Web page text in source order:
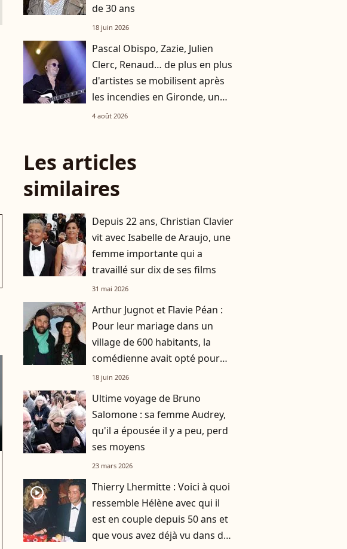
de 30 ans
18 juin 2026
Pascal Obispo, Zazie, Julien
Clerc, Renaud… de plus en plus
d'artistes se mobilisent après
les incendies en Gironde, un
grand concert caritatif
4 août 2026
Les articles
similaires
Depuis 22 ans, Christian Clavier
vit avec Isabelle de Araujo, une
femme importante qui a
travaillé sur dix de ses films
31 mai 2026
Arthur Jugnot et Flavie Péan :
Pour leur mariage dans un
village de 600 habitants, la
comédienne avait opté pour
une robe originale d'une
18 juin 2026
Ultime voyage de Bruno
Salomone : sa femme Audrey,
qu'il a épousée il y a peu, perd
ses moyens
23 mars 2026
player2
Thierry Lhermitte : Voici à quoi
ressemble Hélène avec qui il
est en couple depuis 50 ans et
que vous avez déjà vu dans des